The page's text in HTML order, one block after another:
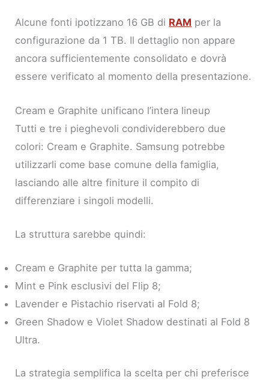
Alcune fonti ipotizzano 16 GB di RAM per la
configurazione da 1 TB. Il dettaglio non appare
ancora sufficientemente consolidato e dovrà
essere verificato al momento della presentazione.
Cream e Graphite unificano l’intera lineup
Tutti e tre i pieghevoli condividerebbero due
colori: Cream e Graphite. Samsung potrebbe
utilizzarli come base comune della famiglia,
lasciando alle altre finiture il compito di
differenziare i singoli modelli.
La struttura sarebbe quindi:
Cream e Graphite per tutta la gamma;
Mint e Pink esclusivi del Flip 8;
Lavender e Pistachio riservati al Fold 8;
Green Shadow e Violet Shadow destinati al Fold 8
Ultra.
La strategia semplifica la scelta per chi preferisce